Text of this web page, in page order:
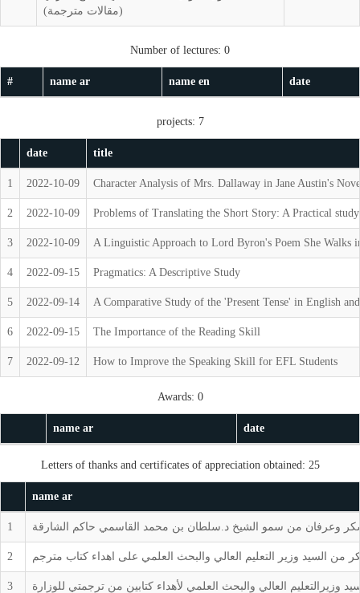
(مقالات مترجمة)
Number of lectures: 0
# name ar name en date
projects: 7
date title
1 2022-10-09 Character Analysis of Mrs. Dallaway in Jane Austin's
2 2022-10-09 Problems of Translating the Short Story: A Practical study
3 2022-10-09 A Linguistic Approach to Lord Byron's Poem She Walks
4 2022-09-15 Pragmatics: A Descriptive Study
5 2022-09-14 A Comparative Study of the 'Present Tense' in English
6 2022-09-15 The Importance of the Reading Skill
7 2022-09-12 How to Improve the Speaking Skill for EFL Students
Awards: 0
name ar date
Letters of thanks and certificates of appreciation obtained: 25
name ar
1 وعرفان من سمو الشيخ د.سلطان بن محمد القاسمي حاكم الشارقة
2 من السيد وزير التعليم العالي والبحث العلمي على اهداء كتاب مترجم
3 وزيرالتعليم العالي والبحث العلمي لأهداء كتابين من ترجمتي للوزارة